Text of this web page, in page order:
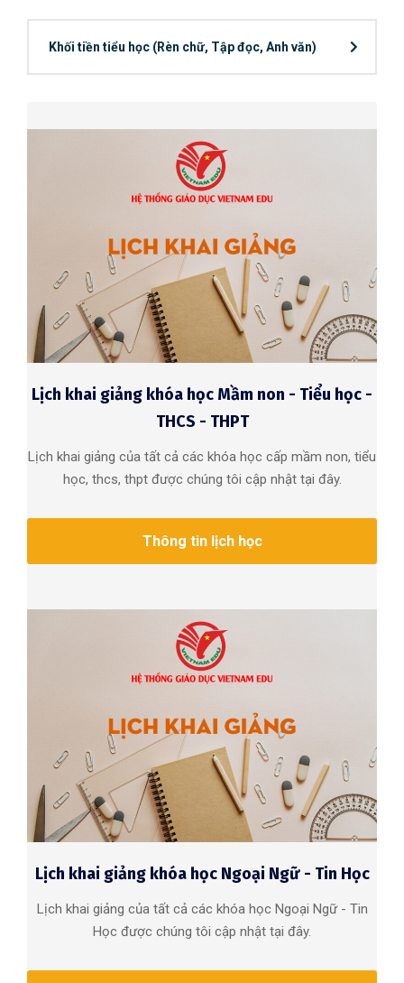
Khối tiền tiểu học (Rèn chữ, Tập đọc, Anh văn)
Lịch khai giảng khóa học Mầm non - Tiểu học -
THCS - THPT
Lịch khai giảng của tất cả các khóa học cấp mầm non, tiểu
học, thcs, thpt được chúng tôi cập nhật tại đây.
Thông tin lịch học
Lịch khai giảng khóa học Ngoại Ngữ - Tin Học
Lịch khai giảng của tất cả các khóa học Ngoại Ngữ - Tin
Học được chúng tôi cập nhật tại đây.